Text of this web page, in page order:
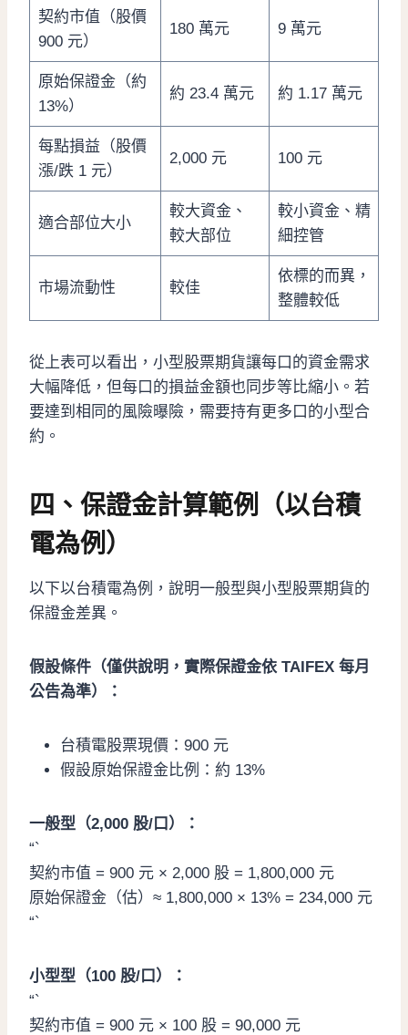
契約市值（股價
900 元）
180 萬元 9 萬元
原始保證金（約
13%）
約 23.4 萬元 約 1.17 萬元
每點損益（股價
漲/跌 1 元）
2,000 元 100 元
適合部位大小
較大資金、
較大部位
較小資金、精
細控管
市場流動性 較佳
依標的而異，
整體較低
從上表可以看出，小型股票期貨讓每口的資金需求
大幅降低，但每口的損益金額也同步等比縮小。若
要達到相同的風險曝險，需要持有更多口的小型合
約。
四、保證金計算範例（以台積
電為例）
以下以台積電為例，說明一般型與小型股票期貨的
保證金差異。
假設條件（僅供說明，實際保證金依 TAIFEX 每月
公告為準）：
台積電股票現價：900 元
假設原始保證金比例：約 13%
一般型（2,000 股/口）：
“`
契約市值 = 900 元 × 2,000 股 = 1,800,000 元
原始保證金（估）≈ 1,800,000 × 13% = 234,000 元
“`
小型型（100 股/口）：
“`
契約市值 = 900 元 × 100 股 = 90,000 元